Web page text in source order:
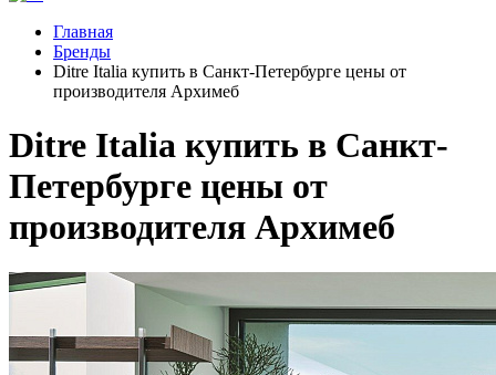
Главная
Бренды
Ditre Italia купить в Санкт-Петербурге цены от
производителя Архимеб
Ditre Italia купить в Санкт-
Петербурге цены от
производителя Архимеб